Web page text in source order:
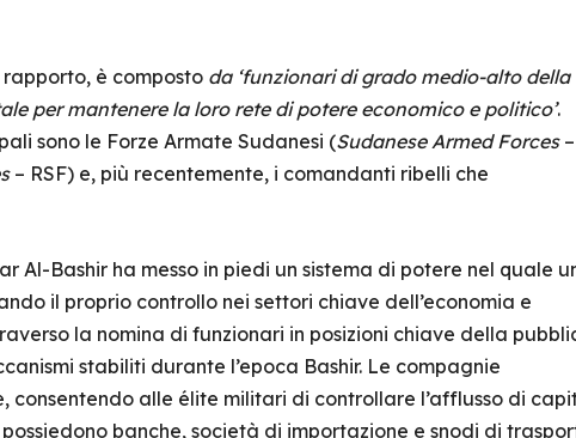
è composto da ‘funzionari di grado medio-alto della
per mantenere la loro rete di potere economico e politico’.
sono le Forze Armate Sudanesi (Sudanese Armed Forces–
– RSF) e, più recentemente, i comandanti ribelli che
Al-Bashir ha messo in piedi un sistema di potere nel quale
il proprio controllo nei settori chiave dell’economia e
la nomina di funzionari in posizioni chiave della
stabiliti durante l’epoca Bashir. Le compagnie
consentendo alle élite militari di controllare l’afflusso di
banche, società di importazione e snodi di